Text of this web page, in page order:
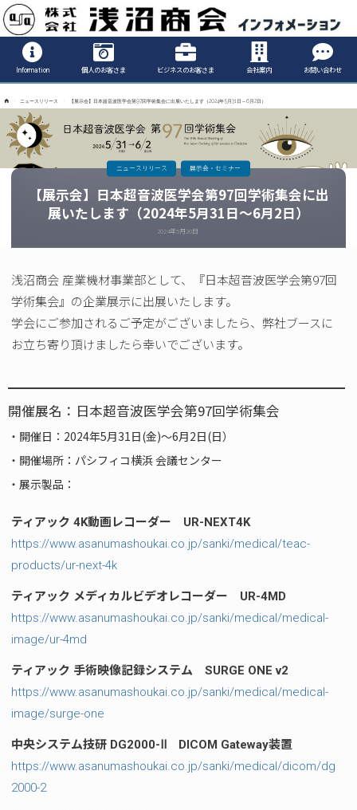
Information
Information 個人のお客さま ビジネスのお客さま 会社案内 お問い合わせ
ニュースリリース 【展示会】日本超音波医学会第97回学術集会に出展いたします（2024年5月31日～6月2日）
【展示会】日本超音波医学会第97回学術集会に出
展いたします（2024年5月31日～6月2日）
2024年5月20日
ニュースリリース 展示会・セミナー
浅沼商会 産業機材事業部として、『日本超音波医学会第97回
学術集会』の企業展示に出展いたします。
学会にご参加されるご予定がございましたら、弊社ブースに
お立ち寄り頂けましたら幸いでございます。
開催展名：日本超音波医学会第97回学術集会
・開催日：2024年5月31日(金)～6月2日(日）
・開催場所：パシフィコ横浜 会議センター
・展示製品：
ティアック 4K動画レコーダー UR-NEXT4K
https://www.asanumashoukai.co.jp/sanki/medical/teac-
products/ur-next-4k
ティアック メディカルビデオレコーダー UR-4MD
https://www.asanumashoukai.co.jp/sanki/medical/medical-
image/ur-4md
ティアック 手術映像記録システム SURGE ONE v2
https://www.asanumashoukai.co.jp/sanki/medical/medical-
image/surge-one
中央システム技研 DG2000-Ⅱ DICOM Gateway装置
https://www.asanumashoukai.co.jp/sanki/medical/dicom/dg
2000-2